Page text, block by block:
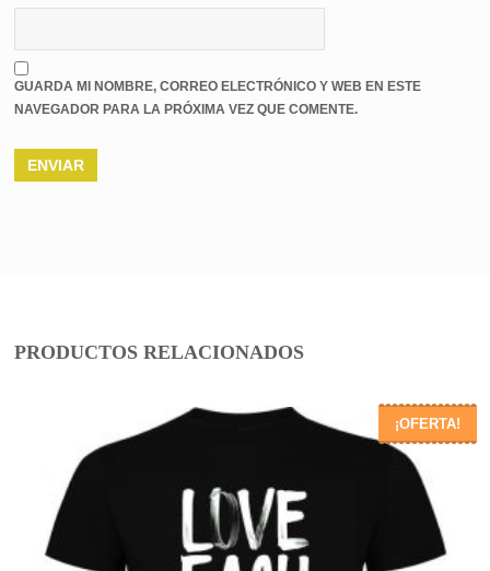
GUARDA MI NOMBRE, CORREO ELECTRÓNICO Y WEB EN ESTE
NAVEGADOR PARA LA PRÓXIMA VEZ QUE COMENTE.
PRODUCTOS RELACIONADOS
¡OFERTA!